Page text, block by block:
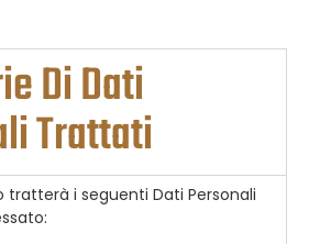
Di Dati
Trattati
tratterà i seguenti Dati Personali